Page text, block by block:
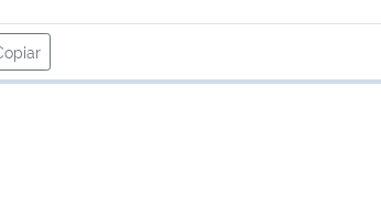
para área de transferência